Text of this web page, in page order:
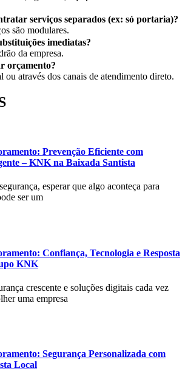
serviços separados (ex: só portaria)?
são modulares.
imediatas?
da empresa.
orçamento?
ou através dos canais de atendimento direto.
Prevenção Eficiente com
– KNK na Baixada Santista
esperar que algo aconteça para
ser um
Confiança, Tecnologia e Resposta
KNK
crescente e soluções digitais cada vez
uma empresa
Segurança Personalizada com
Local